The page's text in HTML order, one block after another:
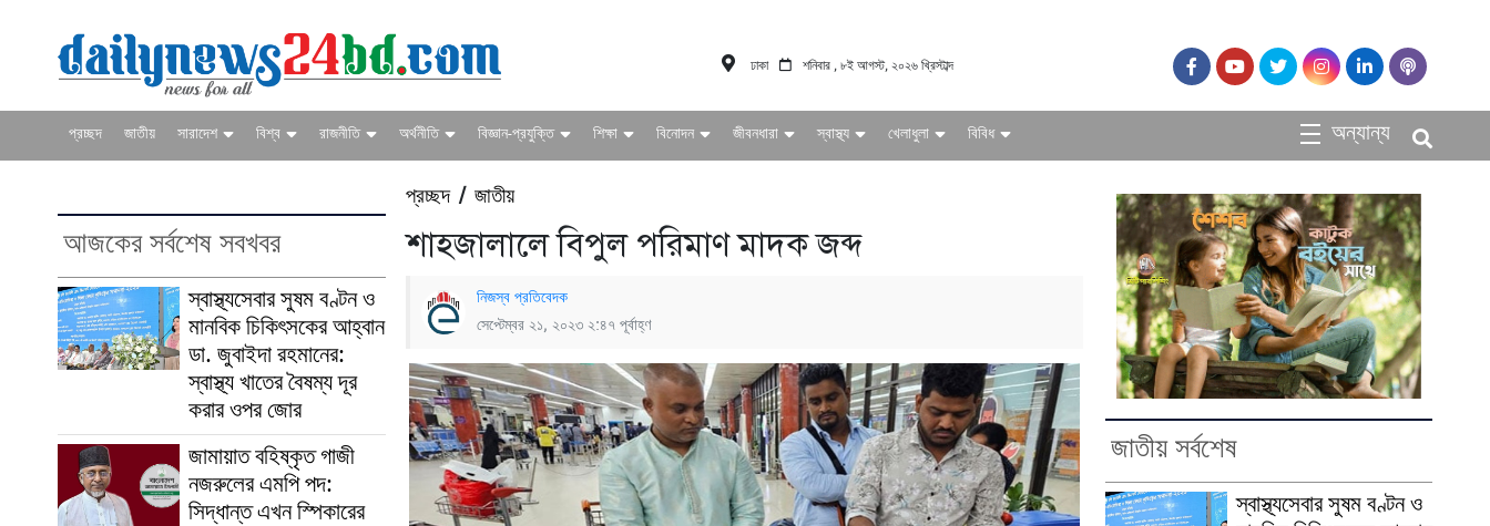
ঢাকা শনিবার , ৮ই আগস্ট, ২০২৬ খ্রিস্টাব্দ
প্রচ্ছদ জাতীয় সারাদেশ বিশ্ব রাজনীতি অর্থনীতি বিজ্ঞান-প্রযুক্তি শিক্ষা বিনোদন জীবনধারা স্বাস্থ্য খেলাধুলা বিবিধ অন্যান্য
আজকের সর্বশেষ সবখবর
স্বাস্থ্যসেবার সুষম বণ্টন ও
মানবিক চিকিৎসকের আহ্বান
ডা. জুবাইদা রহমানের:
স্বাস্থ্য খাতের বৈষম্য দূর
করার ওপর জোর
জামায়াত বহিষ্কৃত গাজী
নজরুলের এমপি পদ:
সিদ্ধান্ত এখন স্পিকারের
প্রচ্ছদ/জাতীয়
শাহজালালে বিপুল পরিমাণ মাদক জব্দ
নিজস্ব প্রতিবেদক
সেপ্টেম্বর ২১, ২০২৩ ২:৪৭ পূর্বাহ্ণ
জাতীয় সর্বশেষ
স্বাস্থ্যসেবার সুষম বণ্টন ও